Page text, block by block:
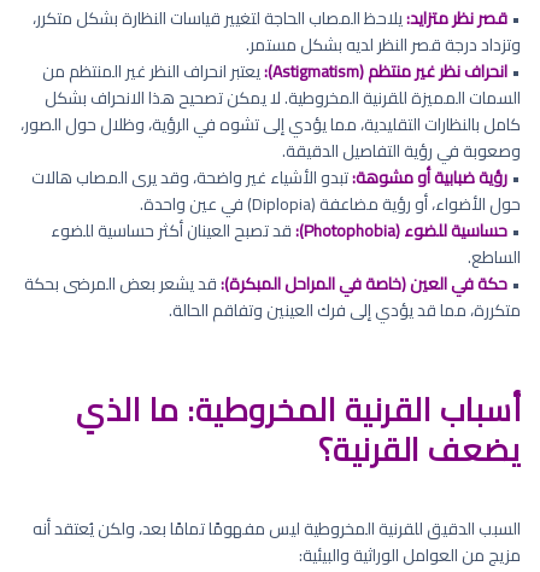
•قصر نظر متزايد:يلاحظ المصاب الحاجة لتغيير قياسات النظارة بشكل متكرر،
وتزداد درجة قصر النظر لديه بشكل مستمر.
•انحراف نظر غير منتظم (Astigmatism):
يعتبر انحراف النظر غير المنتظم من
السمات المميزة للقرنية المخروطية. لا يمكن تصحيح هذا الانحراف بشكل
كامل بالنظارات التقليدية، مما يؤدي إلى تشوه في الرؤية، وظلال حول الصور،
وصعوبة في رؤية التفاصيل الدقيقة.
•رؤية ضبابية أو مشوهة:تبدو الأشياء غير واضحة، وقد يرى المصاب هالات
حول الأضواء، أو رؤية مضاعفة (Diplopia) في عين واحدة.
•حساسية للضوء (Photophobia):
قد تصبح العينان أكثر حساسية للضوء
الساطع.
•حكة في العين (خاصة في المراحل المبكرة):قد يشعر بعض المرضى بحكة
متكررة، مما قد يؤدي إلى فرك العينين وتفاقم الحالة.
أسباب القرنية المخروطية: ما الذي
يضعف القرنية؟
السبب الدقيق للقرنية المخروطية ليس مفهومًا تمامًا بعد، ولكن يُعتقد أنه
مزيج من العوامل الوراثية والبيئية: